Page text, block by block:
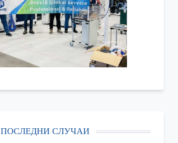
ПОСЛЕДНИ СЛУЧАИ